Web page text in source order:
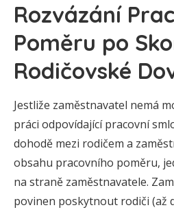
Rozvázání
Poměru po
Rodičovské
Jestliže zaměstnavatel nemá
práci odpovídající pracovní
dohodě mezi rodičem a
obsahu pracovního poměru,
na straně zaměstnavatele.
povinen poskytnout rodiči (až